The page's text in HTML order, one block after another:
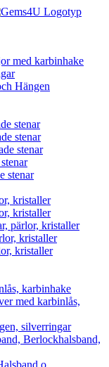
med karbinhake
Hängen
stenar
stenar
stenar
stenar
kristaller
kristaller
pärlor, kristaller
kristaller
kristaller
karbinhake
med karbinlås,
silverringar
Berlockhalsband,
o